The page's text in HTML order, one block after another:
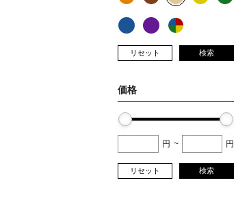
リセット 検索
価格
円 ~ 円
リセット 検索